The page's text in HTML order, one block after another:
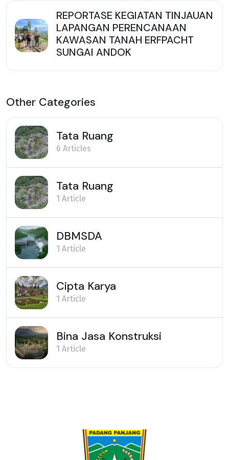
REPORTASE KEGIATAN TINJAUAN
LAPANGAN PERENCANAAN
KAWASAN TANAH ERFPACHT
SUNGAI ANDOK
Other Categories
Tata Ruang
6 Articles
Tata Ruang
1 Article
DBMSDA
1 Article
Cipta Karya
1 Article
Bina Jasa Konstruksi
1 Article